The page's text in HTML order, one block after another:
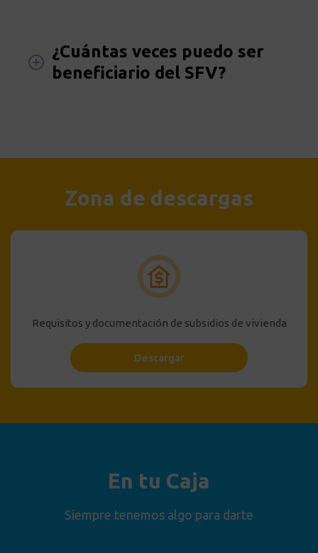
¿Cuántas veces puedo ser
beneficiario del SFV?
Zona de descargas
Requisitos y documentación de subsidios de vivienda
Descargar
En tu Caja
Siempre tenemos algo para darte